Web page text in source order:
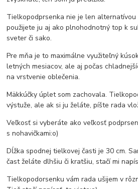
Tielkopodprsenka nie je len
použijete ju aj ako plnohodnotný top k
sveter či sako.
Pre mňa je to maximálne využiteľný
letných mesiacov, ale aj počas
na vrstvenie oblečenia.
Mäkkúčky úplet som zachovala.
výstuže, ale ak si ju želáte, píšte rada
Veľkosť si vyberáte ako veľkosť
s nohavičkami:o)
Dĺžka spodnej tielkovej časti je 30 cm.
čast želáte dlhšiu či kratšiu, stačí mi
Tielkopodorsenku vám rada ušijem v